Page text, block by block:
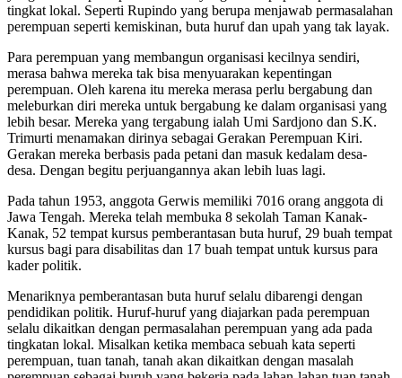
tingkat lokal. Seperti Rupindo yang berupa menjawab permasalahan
perempuan seperti kemiskinan, buta huruf dan upah yang tak layak.
Para perempuan yang membangun organisasi kecilnya sendiri,
merasa bahwa mereka tak bisa menyuarakan kepentingan
perempuan. Oleh karena itu mereka merasa perlu bergabung dan
meleburkan diri mereka untuk bergabung ke dalam organisasi yang
lebih besar. Mereka yang tergabung ialah Umi Sardjono dan S.K.
Trimurti menamakan dirinya sebagai Gerakan Perempuan Kiri.
Gerakan mereka berbasis pada petani dan masuk kedalam desa-
desa. Dengan begitu perjuangannya akan lebih luas lagi.
Pada tahun 1953, anggota Gerwis memiliki 7016 orang anggota di
Jawa Tengah. Mereka telah membuka 8 sekolah Taman Kanak-
Kanak, 52 tempat kursus pemberantasan buta huruf, 29 buah tempat
kursus bagi para disabilitas dan 17 buah tempat untuk kursus para
kader politik.
Menariknya pemberantasan buta huruf selalu dibarengi dengan
pendidikan politik. Huruf-huruf yang diajarkan pada perempuan
selalu dikaitkan dengan permasalahan perempuan yang ada pada
tingkatan lokal. Misalkan ketika membaca sebuah kata seperti
perempuan, tuan tanah, tanah akan dikaitkan dengan masalah